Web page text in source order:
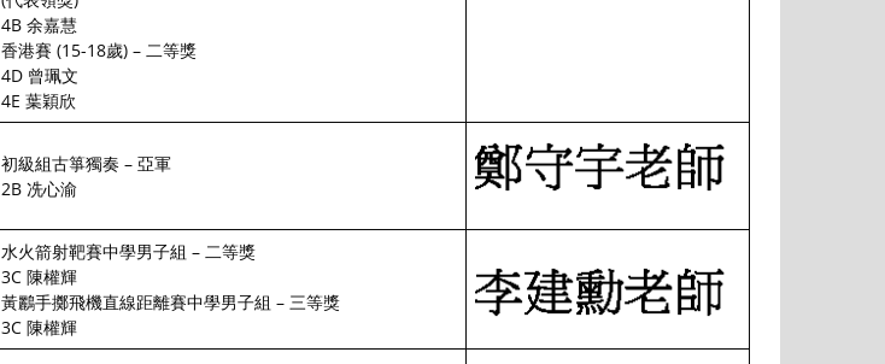
4B 余嘉慧
香港賽 (15-18歲) – 二等獎
4D 曾珮文
4E 葉穎欣
初級組古箏獨奏 – 亞軍
2B 冼心渝
水火箭射靶賽中學男子組 – 二等獎
3C 陳權輝
黃鸝手擲飛機直線距離賽中學男子組 – 三等獎
3C 陳權輝